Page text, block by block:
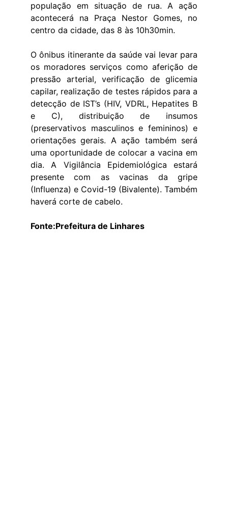
população em situação de rua. A ação
acontecerá na Praça Nestor Gomes, no
centro da cidade, das 8 às 10h30min.
O ônibus itinerante da saúde vai levar para
os moradores serviços como aferição de
pressão arterial, verificação de glicemia
capilar, realização de testes rápidos para a
detecção de IST’s (HIV, VDRL, Hepatites B
e C), distribuição de insumos
(preservativos masculinos e femininos) e
orientações gerais. A ação também será
uma oportunidade de colocar a vacina em
dia. A Vigilância Epidemiológica estará
presente com as vacinas da gripe
(Influenza) e Covid-19 (Bivalente). Também
haverá corte de cabelo.
Fonte:Prefeitura de Linhares